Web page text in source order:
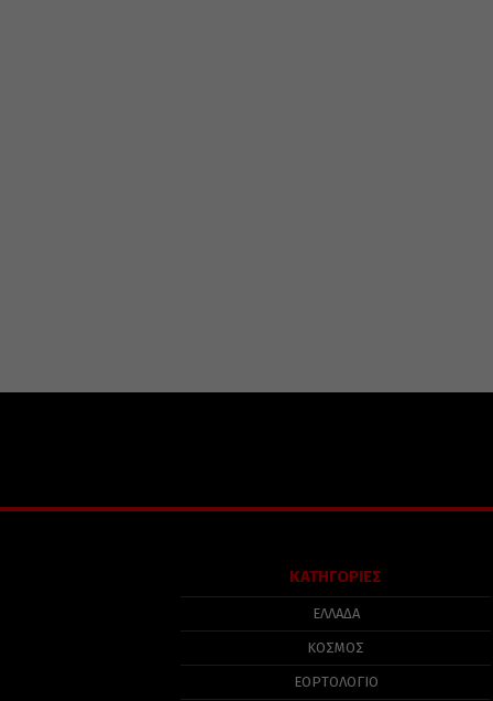
ΚΑΤΗΓΟΡΙΕΣ
ΕΛΛΑΔΑ
ΚΟΣΜΟΣ
ΕΟΡΤΟΛΟΓΙΟ